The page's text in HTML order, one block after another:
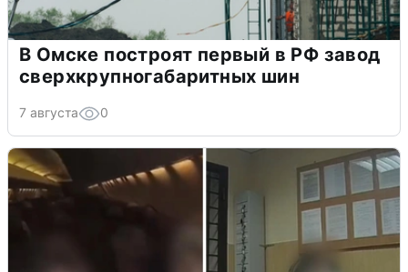
В Омске построят первый в РФ завод
сверхкрупногабаритных шин
7 августа 0